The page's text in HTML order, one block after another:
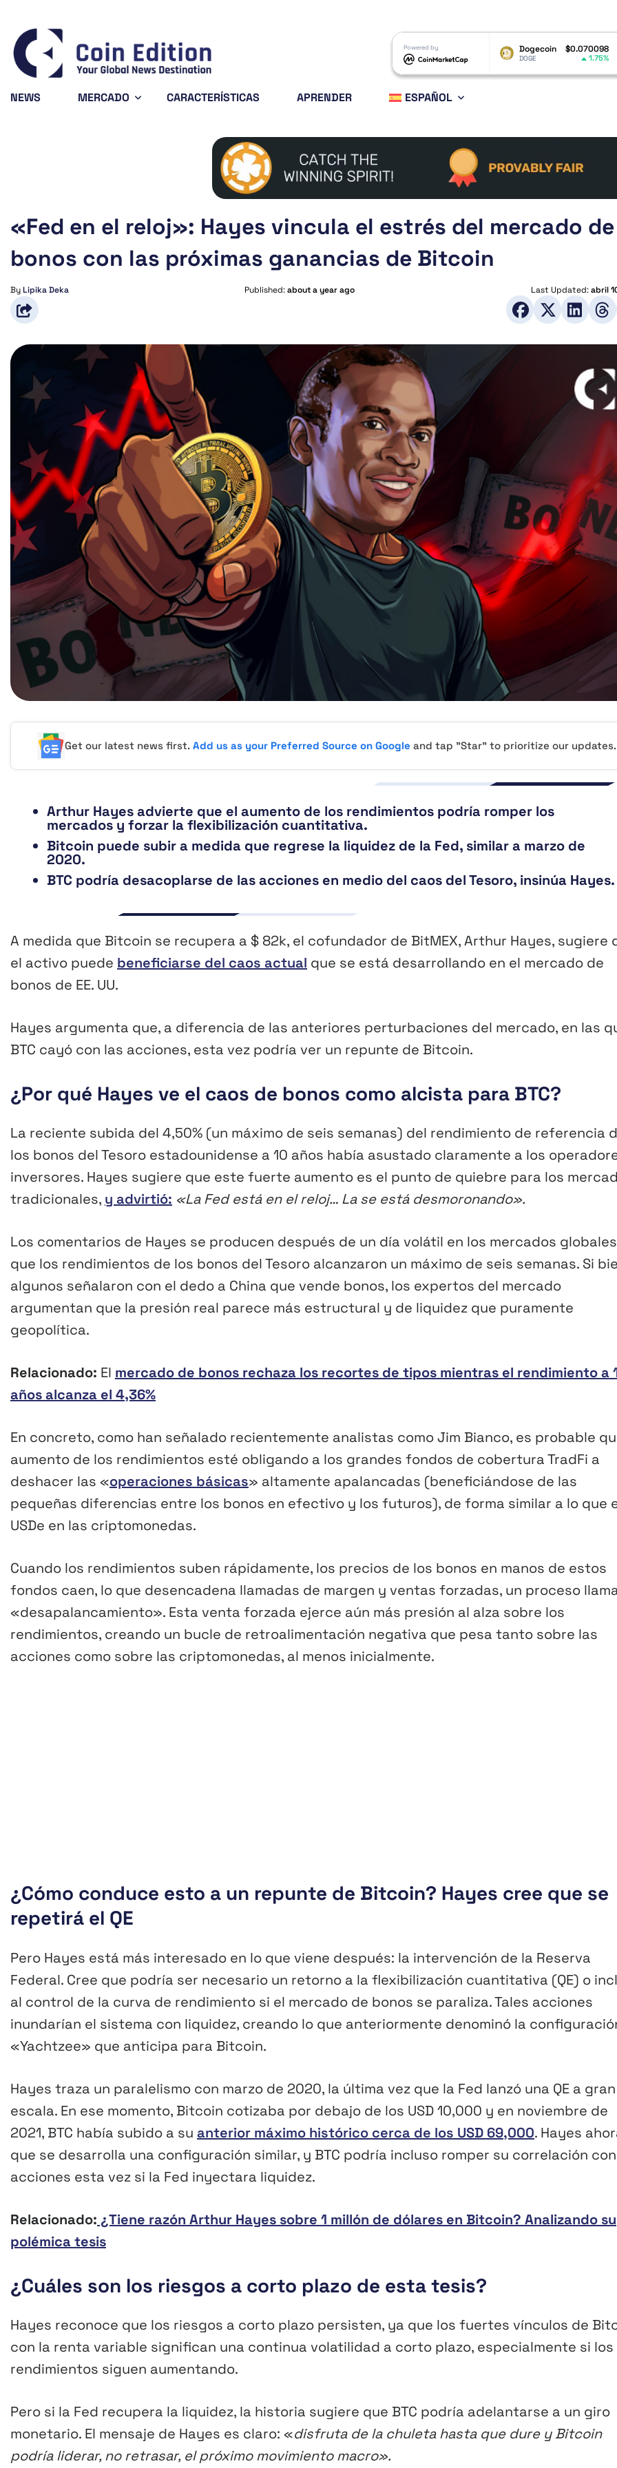
Powered by
Bitcoin
BTC
$0.070098
DOGE 1.75% ETH
NEWS MERCADO CARACTERÍSTICAS APRENDER ESPAÑOL
«Fed en el reloj»: Hayes vincula el estrés del mercado de
bonos con las próximas ganancias de Bitcoin
ByLipika Deka Published:about a year ago Last Updated:abril
Get our latest news first.Add us as your Preferred Source on Google and tap "Star" to prioritize our updates.
Arthur Hayes advierte que el aumento de los rendimientos podría romper los
mercados y forzar la flexibilización cuantitativa.
Bitcoin puede subir a medida que regrese la liquidez de la Fed, similar a marzo de
2020.
BTC podría desacoplarse de las acciones en medio del caos del Tesoro, insinúa Hayes.
A medida que Bitcoin se recupera a $ 82k, el cofundador de BitMEX, Arthur Hayes, sugiere
el activo puede beneficiarse del caos actual que se está desarrollando en el mercado de
bonos de EE. UU.
Hayes argumenta que, a diferencia de las anteriores perturbaciones del mercado, en las
BTC cayó con las acciones, esta vez podría ver un repunte de Bitcoin.
¿Por qué Hayes ve el caos de bonos como alcista para BTC?
La reciente subida del 4,50% (un máximo de seis semanas) del rendimiento de referencia
los bonos del Tesoro estadounidense a 10 años había asustado claramente a los
inversores. Hayes sugiere que este fuerte aumento es el punto de quiebre para los
tradicionales, y advirtió: «La Fed está en el reloj… La se está desmoronando».
Los comentarios de Hayes se producen después de un día volátil en los mercados
que los rendimientos de los bonos del Tesoro alcanzaron un máximo de seis semanas. Si
algunos señalaron con el dedo a China que vende bonos, los expertos del mercado
argumentan que la presión real parece más estructural y de liquidez que puramente
geopolítica.
Relacionado: El mercado de bonos rechaza los recortes de tipos mientras el rendimiento a
años alcanza el 4,36%
En concreto, como han señalado recientemente analistas como Jim Bianco, es probable
aumento de los rendimientos esté obligando a los grandes fondos de cobertura TradFi a
deshacer las «operaciones básicas» altamente apalancadas (beneficiándose de las
pequeñas diferencias entre los bonos en efectivo y los futuros), de forma similar a lo que
USDe en las criptomonedas.
Cuando los rendimientos suben rápidamente, los precios de los bonos en manos de estos
fondos caen, lo que desencadena llamadas de margen y ventas forzadas, un proceso
«desapalancamiento». Esta venta forzada ejerce aún más presión al alza sobre los
rendimientos, creando un bucle de retroalimentación negativa que pesa tanto sobre las
acciones como sobre las criptomonedas, al menos inicialmente.
¿Cómo conduce esto a un repunte de Bitcoin? Hayes cree que se
repetirá el QE
Pero Hayes está más interesado en lo que viene después: la intervención de la Reserva
Federal. Cree que podría ser necesario un retorno a la flexibilización cuantitativa (QE) o
al control de la curva de rendimiento si el mercado de bonos se paraliza. Tales acciones
inundarían el sistema con liquidez, creando lo que anteriormente denominó la
«Yachtzee» que anticipa para Bitcoin.
Hayes traza un paralelismo con marzo de 2020, la última vez que la Fed lanzó una QE a gran
escala. En ese momento, Bitcoin cotizaba por debajo de los USD 10,000 y en noviembre de
2021, BTC había subido a su anterior máximo histórico cerca de los USD 69,000. Hayes
que se desarrolla una configuración similar, y BTC podría incluso romper su correlación
acciones esta vez si la Fed inyectara liquidez.
Relacionado: ¿Tiene razón Arthur Hayes sobre 1 millón de dólares en Bitcoin? Analizando su
polémica tesis
¿Cuáles son los riesgos a corto plazo de esta tesis?
Hayes reconoce que los riesgos a corto plazo persisten, ya que los fuertes vínculos de
con la renta variable significan una continua volatilidad a corto plazo, especialmente si los
rendimientos siguen aumentando.
Pero si la Fed recupera la liquidez, la historia sugiere que BTC podría adelantarse a un giro
monetario. El mensaje de Hayes es claro: «disfruta de la chuleta hasta que dure y Bitcoin
podría liderar, no retrasar, el próximo movimiento macro».